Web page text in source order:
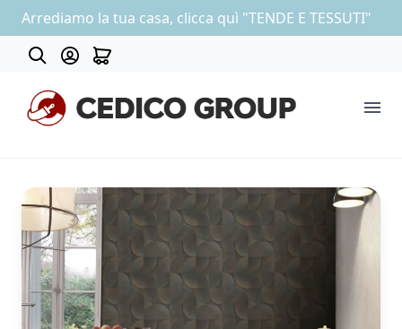
Arrediamo la tua casa, clicca quì "TENDE E TESSUTI"
COLLEZIONE CARTA DA PARATI
OUTLET